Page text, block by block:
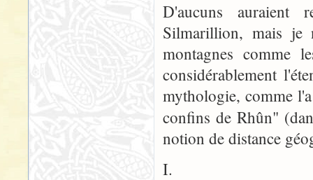
D'aucuns auraient
Silmarillion, mais je
montagnes comme
considérablement
mythologie, comme
confins de Rhûn"
notion de distance
I.